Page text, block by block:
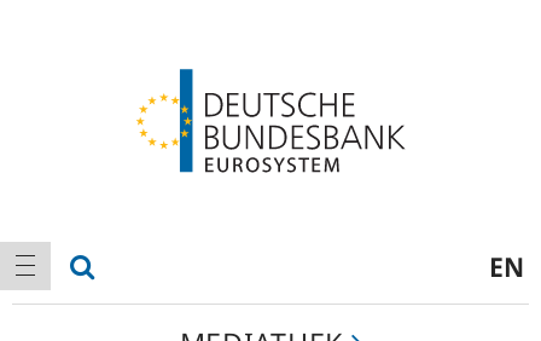
Hauptnavigation
Navigation anzeigen EN